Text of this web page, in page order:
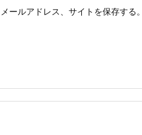
ールアドレス、サイトを保存する。